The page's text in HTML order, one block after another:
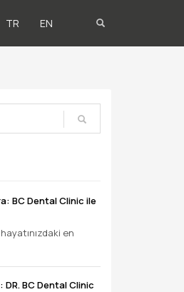
TR EN
BC Dental Clinic ile
en
BC Dental Clinic